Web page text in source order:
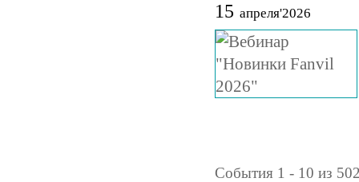
15 апреля'2026
События 1 - 10 из